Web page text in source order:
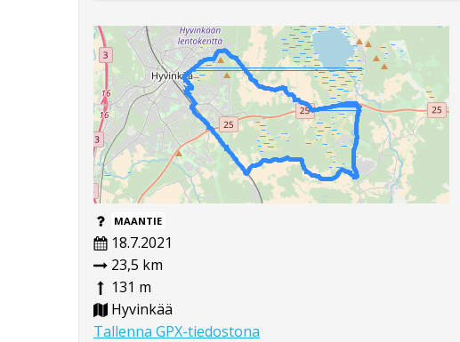
MAANTIE
18.7.2021
23,5 km
131 m
Hyvinkää
Tallenna GPX-tiedostona